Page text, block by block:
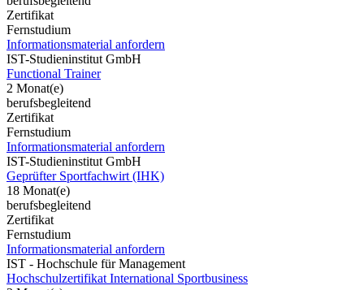
Zertifikat
Fernstudium
Informationsmaterial anfordern
IST-Studieninstitut GmbH
Functional Trainer
2 Monat(e)
berufsbegleitend
Zertifikat
Fernstudium
Informationsmaterial anfordern
IST-Studieninstitut GmbH
Geprüfter Sportfachwirt (IHK)
18 Monat(e)
berufsbegleitend
Zertifikat
Fernstudium
Informationsmaterial anfordern
IST - Hochschule für Management
Hochschulzertifikat International Sportbusiness